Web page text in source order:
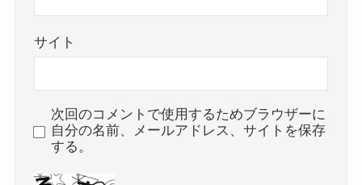
サイト
次回のコメントで使用するためブラウザーに
自分の名前、メールアドレス、サイトを保存
する。